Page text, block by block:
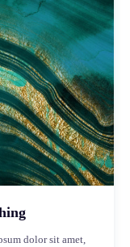
dolor sit amet,